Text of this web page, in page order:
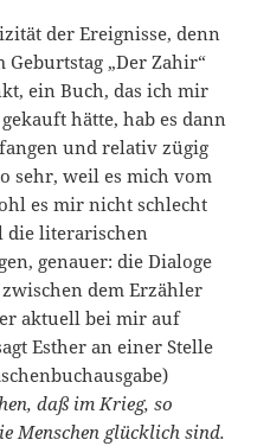
der Ereignisse, denn
„Der Zahir“
ein Buch, das ich mir
hätte, hab es dann
und relativ zügig
sehr, weil es mich vom
es mir nicht schlecht
die literarischen
genauer: die Dialoge
dem Erzähler
aktuell bei mir auf
Esther an einer Stelle
daß im Krieg, so
Menschen glücklich sind.